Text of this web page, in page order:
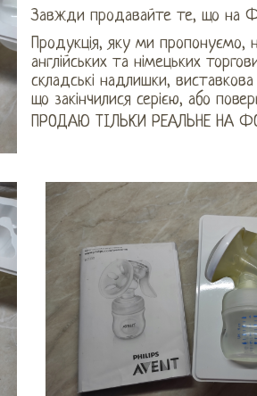
Завжди продавайте те, що на
Продукція, яку ми пропонуємо,
англійських та німецьких
складські надлишки,
що закінчилися серією, або
ПРОДАЮ ТІЛЬКИ РЕАЛЬНЕ НА